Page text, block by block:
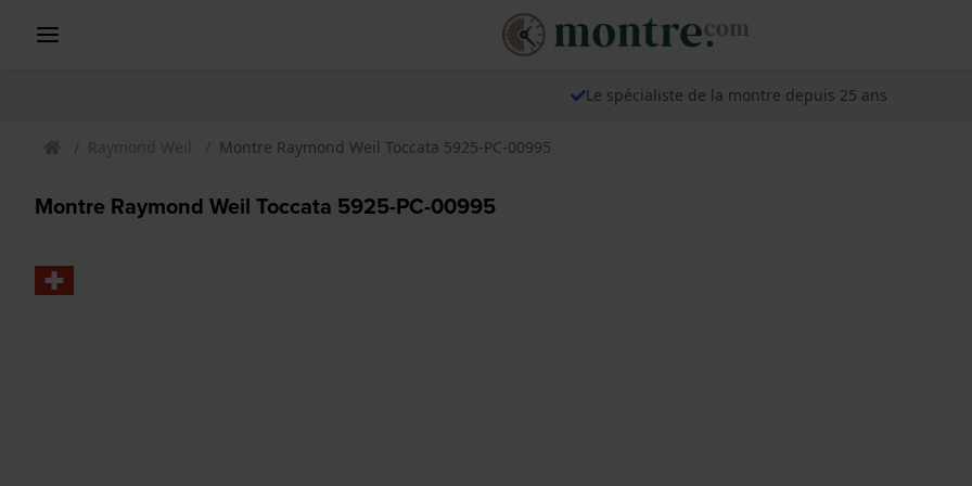
Le spécialiste de la montre depuis 25 ans
Raymond Weil Montre Raymond Weil Toccata 5925-PC-00995
Montre Raymond Weil Toccata 5925-PC-00995